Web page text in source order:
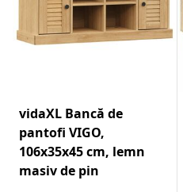
vidaXL Bancă de
pantofi VIGO,
106x35x45 cm, lemn
masiv de pin